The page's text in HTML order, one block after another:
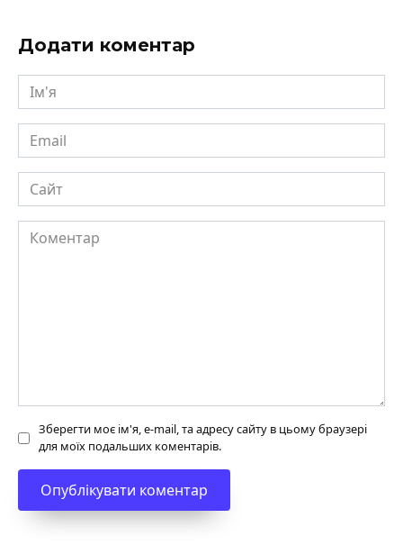
Додати коментар
Ім'я
Email
Сайт
Коментар
Зберегти моє ім'я, e-mail, та адресу сайту в цьому браузері
для моїх подальших коментарів.